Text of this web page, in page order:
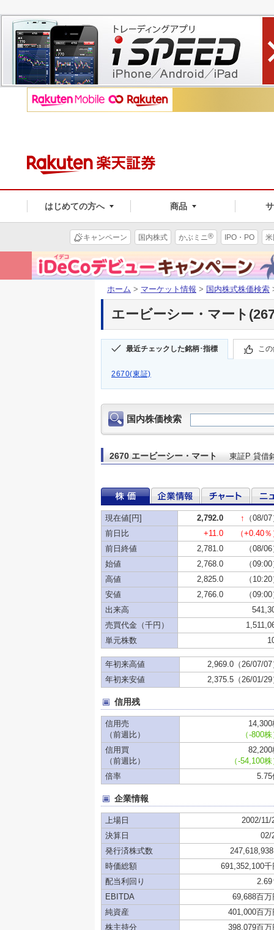
はじめての方へ 商品
キャンペーン 国内株式 かぶミニ® IPO・PO
ホーム > マーケット情報 > 国内株式株価検索
エービーシー・マート
最近チェックした銘柄･指標 こ
2670(東証)